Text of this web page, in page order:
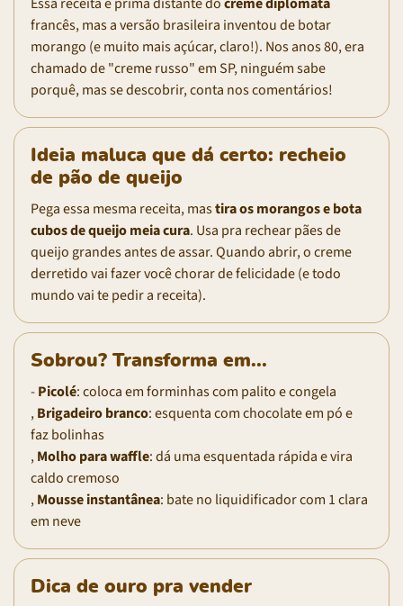
francês, mas a versão brasileira inventou de botar
morango (e muito mais açúcar, claro!). Nos anos 80, era
chamado de "creme russo" em SP, ninguém sabe
porquê, mas se descobrir, conta nos comentários!
Ideia maluca que dá certo: recheio
de pão de queijo
Pega essa mesma receita, mastira os morangos e bota
cubos de queijo meia cura. Usa pra rechear pães de
queijo grandes antes de assar. Quando abrir, o creme
derretido vai fazer você chorar de felicidade (e todo
mundo vai te pedir a receita).
Sobrou? Transforma em...
-Picolé: coloca em forminhas com palito e congela
,Brigadeiro branco: esquenta com chocolate em pó e
faz bolinhas
,Molho para waffle: dá uma esquentada rápida e vira
caldo cremoso
,Mousse instantânea: bate no liquidificador com 1 clara
em neve
Dica de ouro pra vender